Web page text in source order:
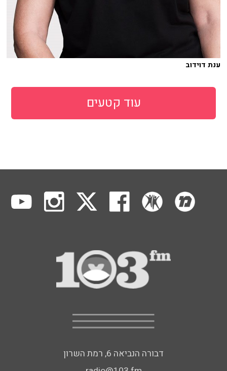
ענת דוידוב
עוד קטעים
דבורה הנביאה 6, רמת השרון